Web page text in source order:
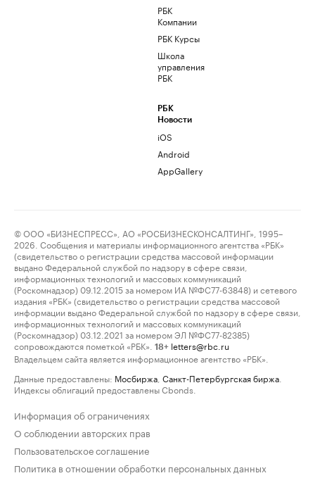
РБК
Компании
РБК Курсы
Школа
управления
РБК
РБК
Новости
iOS
Android
AppGallery
© ООО «БИЗНЕСПРЕСС», АО «РОСБИЗНЕСКОНСАЛТИНГ», 1995–
2026. Сообщения и материалы информационного агентства «РБК»
(свидетельство о регистрации средства массовой информации
выдано Федеральной службой по надзору в сфере связи,
информационных технологий и массовых коммуникаций
(Роскомнадзор) 09.12.2015 за номером ИА №ФС77-63848) и сетевого
издания «РБК» (свидетельство о регистрации средства массовой
информации выдано Федеральной службой по надзору в сфере связи,
информационных технологий и массовых коммуникаций
(Роскомнадзор) 03.12.2021 за номером ЭЛ №ФС77-82385)
сопровождаются пометкой «РБК».
18+ letters@rbc.ru
Владельцем сайта является информационное агентство «РБК».
Данные предоставлены: Мосбиржа Санкт-Петербургская биржа
Индексы облигаций предоставлены Cbonds.
Информация об ограничениях
О соблюдении авторских прав
Пользовательское соглашение
Политика в отношении обработки персональных данных